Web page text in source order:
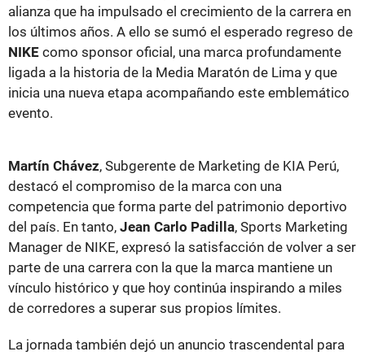
alianza que ha impulsado el crecimiento de la carrera en
los últimos años. A ello se sumó el esperado regreso de
NIKE como sponsor oficial, una marca profundamente
ligada a la historia de la Media Maratón de Lima y que
inicia una nueva etapa acompañando este emblemático
evento.
Martín Chávez, Subgerente de Marketing de KIA Perú,
destacó el compromiso de la marca con una
competencia que forma parte del patrimonio deportivo
del país. En tanto, Jean Carlo Padilla, Sports Marketing
Manager de NIKE, expresó la satisfacción de volver a ser
parte de una carrera con la que la marca mantiene un
vínculo histórico y que hoy continúa inspirando a miles
de corredores a superar sus propios límites.
La jornada también dejó un anuncio trascendental para